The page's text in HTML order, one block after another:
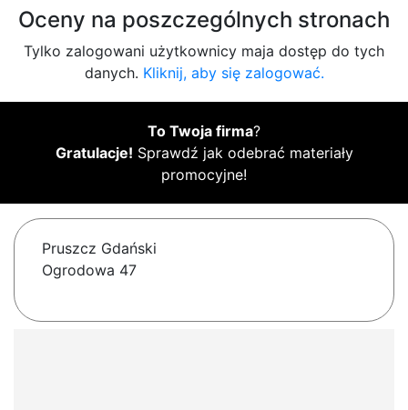
Oceny na poszczególnych stronach
Tylko zalogowani użytkownicy maja dostęp do tych
danych. Kliknij, aby się zalogować.
To Twoja firma?
Gratulacje! Sprawdź jak odebrać materiały
promocyjne!
Pruszcz Gdański
Ogrodowa 47